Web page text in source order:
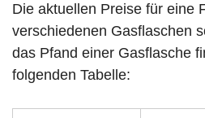
Die aktuellen Preise für eine
verschiedenen Gasflaschen
das Pfand einer Gasflasche
folgenden Tabelle: